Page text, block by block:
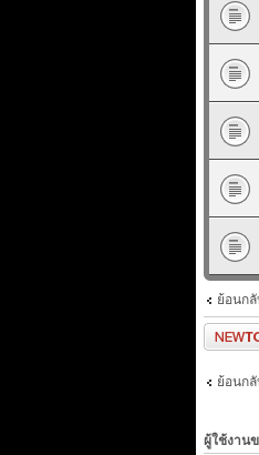
ย้อนกลั
ตั้งกระทู้
ย้อนก
ผู้ใช้งาน